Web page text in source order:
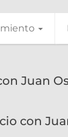
Juan